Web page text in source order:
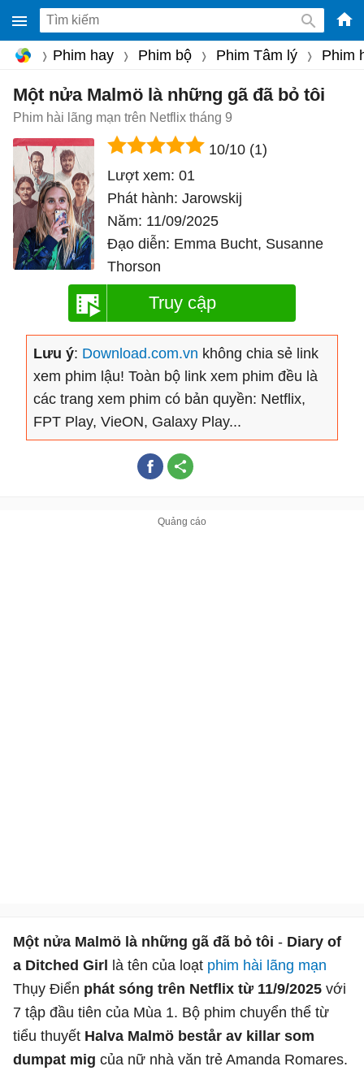
-
Phim hay Phim bộ Phim Tâm lý Phim
Một nửa Malmö là những gã đã bỏ tôi
Phim hài lãng mạn trên Netflix tháng 9
10/10 (1)
Lượt xem: 01
Phát hành: Jarowskij
Năm: 11/09/2025
Đạo diễn: Emma Bucht, Susanne
Thorson
Truy cập
Lưu ý: Download.com.vn không chia sẻ link
xem phim lậu! Toàn bộ link xem phim đều là
các trang xem phim có bản quyền: Netflix,
FPT Play, VieON, Galaxy Play...
Một nửa Malmö là những gã đã bỏ tôi - Diary of
a Ditched Girl
là tên của loạt phim hài lãng mạn
Thụy Điển phát sóng trên Netflix từ 11/9/2025 với
7 tập đầu tiên của Mùa 1. Bộ phim chuyển thể từ
tiểu thuyết Halva Malmö består av killar som
dumpat mig của nữ nhà văn trẻ Amanda Romares.